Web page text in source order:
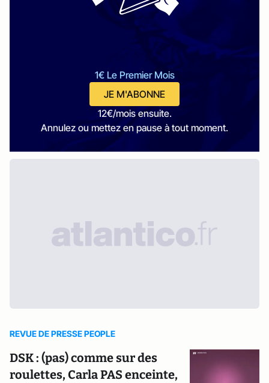
1€ Le Premier Mois
JE M'ABONNE
12€/mois ensuite.
Annulez ou mettez en pause à tout moment.
REVUE DE PRESSE PEOPLE
DSK : (pas) comme sur des
roulettes, Carla PAS enceinte,